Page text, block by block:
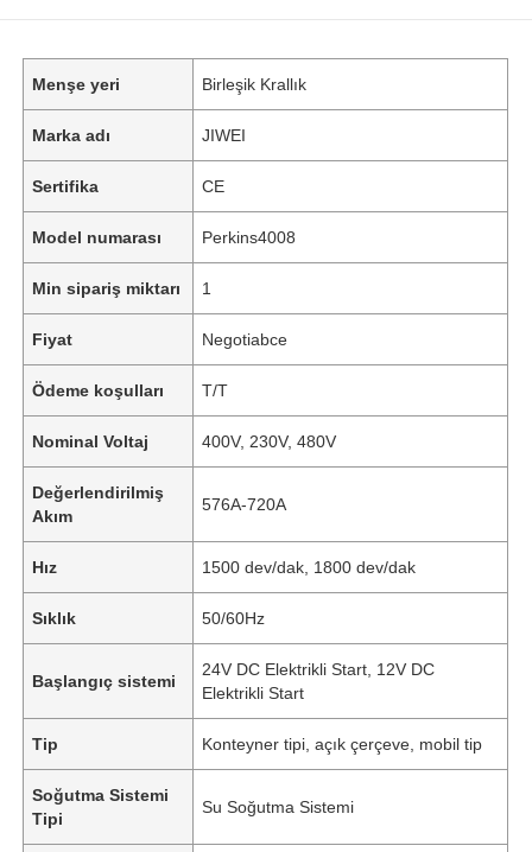
Menşe yeri Birleşik Krallık
Marka adı JIWEI
Sertifika CE
Model numarası Perkins4008
Min sipariş miktarı 1
Fiyat Negotiabce
Ödeme koşulları T/T
Nominal Voltaj 400V, 230V, 480V
Değerlendirilmiş
Akım
576A-720A
Hız 1500 dev/dak, 1800 dev/dak
Sıklık 50/60Hz
Başlangıç ​​sistemi
24V DC Elektrikli Start, 12V DC
Elektrikli Start
Tip Konteyner tipi, açık çerçeve, mobil tip
Soğutma Sistemi
Tipi
Su Soğutma Sistemi